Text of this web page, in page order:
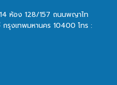
ห้อง 128/157 ถนนพญาไท
รุงเทพมหานคร 10400 โทร :